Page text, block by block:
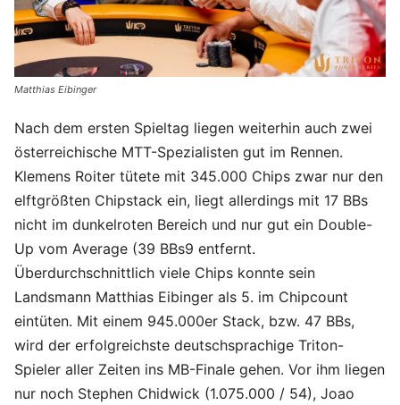
Matthias Eibinger
Nach dem ersten Spieltag liegen weiterhin auch zwei
österreichische MTT-Spezialisten gut im Rennen.
Klemens Roiter tütete mit 345.000 Chips zwar nur den
elftgrößten Chipstack ein, liegt allerdings mit 17 BBs
nicht im dunkelroten Bereich und nur gut ein Double-
Up vom Average (39 BBs9 entfernt.
Überdurchschnittlich viele Chips konnte sein
Landsmann Matthias Eibinger als 5. im Chipcount
eintüten. Mit einem 945.000er Stack, bzw. 47 BBs,
wird der erfolgreichste deutschsprachige Triton-
Spieler aller Zeiten ins MB-Finale gehen. Vor ihm liegen
nur noch Stephen Chidwick (1.075.000 / 54), Joao